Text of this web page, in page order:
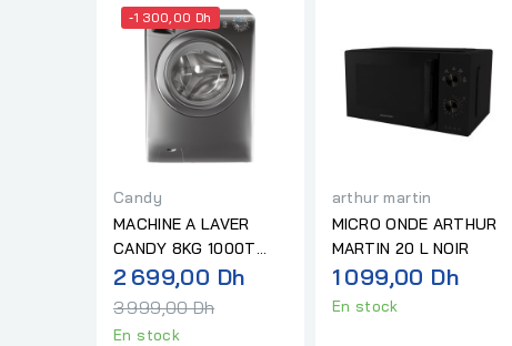
-1 300,00 Dh
Candy
MACHINE A LAVER
CANDY 8KG 1000T
SILVER
2 699,00 DhPrix
3 999,00 Dh
En stock
arthur martin
MICRO ONDE ARTHUR
MARTIN 20 L NOIR
1 099,00 Dh
En stock